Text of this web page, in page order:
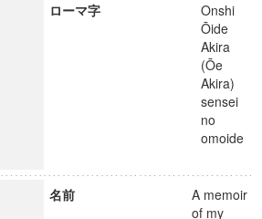
ローマ字
Onshi
Ōide
Akira
(Ōe
Akira)
sensei
no
omoide
名前
A memoir
of my